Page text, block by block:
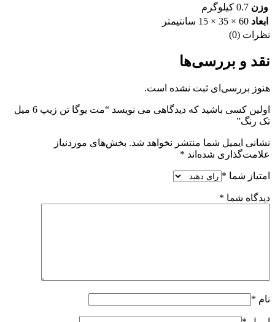
وزن 0.7 کیلوگرم
ابعاد 60 × 35 × 15 سانتیمتر
نظرات (0)
نقد و بررسی‌ها
هنوز بررسی‌ای ثبت نشده است.
اولین کسی باشید که دیدگاهی می نویسد “مت یوگا تن زیپ 6 میل
تک رنگ”
نشانی ایمیل شما منتشر نخواهد شد. بخش‌های موردنیاز
علامت‌گذاری شده‌اند *
امتیاز شما *
دیدگاه شما *
نام *